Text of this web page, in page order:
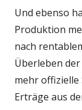
Und ebenso
Produktion
nach
Überleben
mehr offizielle
Erträge aus